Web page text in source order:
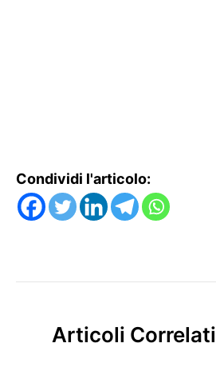
Condividi l'articolo:
Articoli Correlati